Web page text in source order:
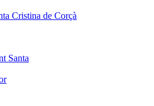
Cristina de Corçà
Santa